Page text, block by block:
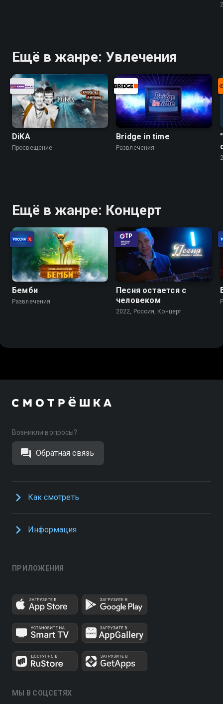
Ещё в жанре: Увлечения
DiKA
Просвещение
Bridge in time
Развлечения
Ещё в жанре: Концерт
Бемби
Развлечения
Песня остается с
человеком
2022, Россия, Концерт
Возникли вопросы?
Обратная связь
Как смотреть
Информация
ПРИЛОЖЕНИЯ
МЫ В СОЦСЕТЯХ